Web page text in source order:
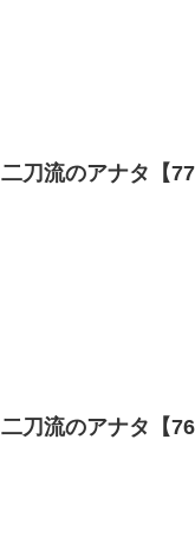
二刀流のアナタ【77
二刀流のアナタ【76